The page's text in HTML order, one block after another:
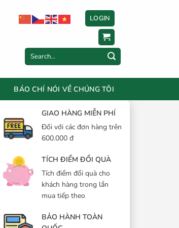
LOGIN
Search
for:
BÁO CHÍ NÓI VỀ CHÚNG TÔI
GIAO HÀNG MIỄN PHÍ
Đối với các đơn hàng trên
600.000 đ
TÍCH ĐIỂM ĐỔI QUÀ
Tích điểm đổi quà cho
khách hàng trong lần
mua tiếp theo
BẢO HÀNH TOÀN